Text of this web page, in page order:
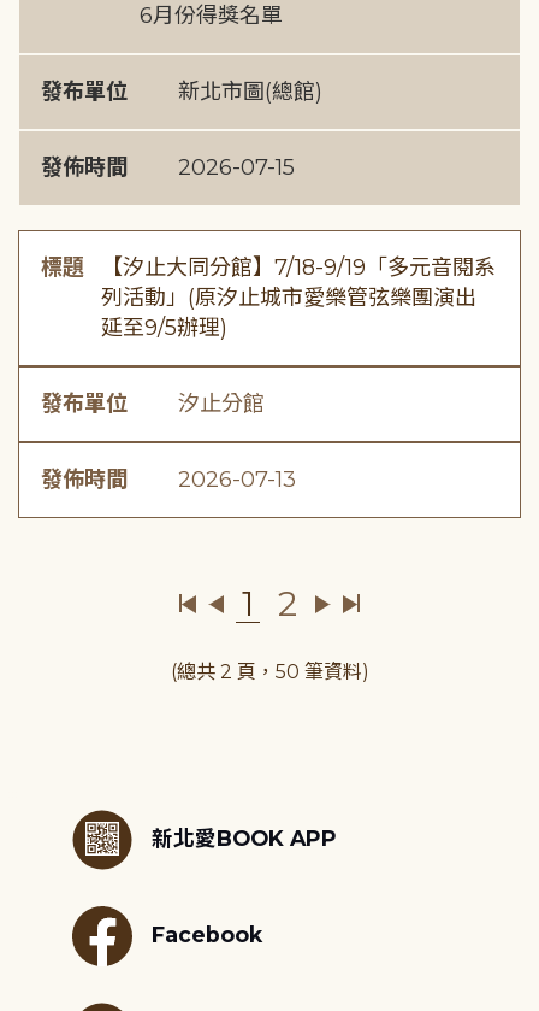
6月份得獎名單
發布單位 新北市圖(總館)
發佈時間 2026-07-15
標題
【汐止大同分館】7/18-9/19「多元音閱系
列活動」(原汐止城市愛樂管弦樂團演出
延至9/5辦理)
發布單位 汐止分館
發佈時間 2026-07-13
1 2
(總共 2 頁，50 筆資料)
新北愛BOOK APP
Facebook